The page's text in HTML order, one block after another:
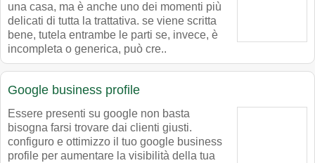
una casa, ma è anche uno dei momenti più
delicati di tutta la trattativa. se viene scritta
bene, tutela entrambe le parti se, invece, è
incompleta o generica, può cre..
Google business profile
Essere presenti su google non basta
bisogna farsi trovare dai clienti giusti.
configuro e ottimizzo il tuo google business
profile per aumentare la visibilità della tua